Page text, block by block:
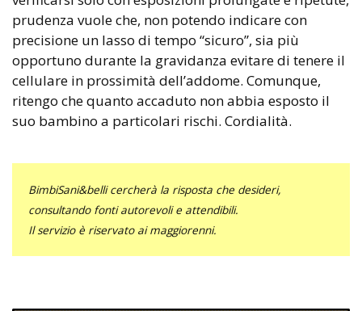
prudenza vuole che, non potendo indicare con
precisione un lasso di tempo “sicuro”, sia più
opportuno durante la gravidanza evitare di tenere il
cellulare in prossimità dell’addome. Comunque,
ritengo che quanto accaduto non abbia esposto il
suo bambino a particolari rischi. Cordialità.
BimbiSani&belli cercherà la risposta che desideri,
consultando fonti autorevoli e attendibili.
Il servizio è riservato ai maggiorenni.